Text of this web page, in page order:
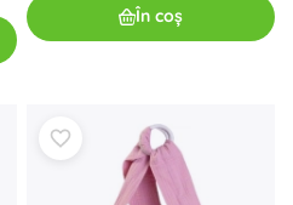
În coș